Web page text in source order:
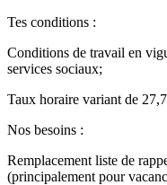
Tes conditions :
Conditions de travail en
services sociaux;
Taux horaire variant de
Nos besoins :
Remplacement liste de
(principalement pour